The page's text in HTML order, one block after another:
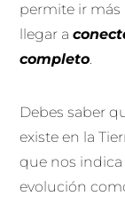
permite ir más
llegar a
completo.
Debes saber
existe en la
que nos
evolución